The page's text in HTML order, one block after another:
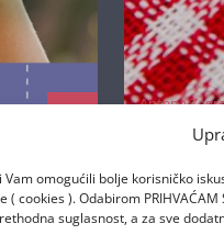
Vam omogućili bolje korisničko
( cookies ). Odabirom
suglasnost, a za sve
Antena